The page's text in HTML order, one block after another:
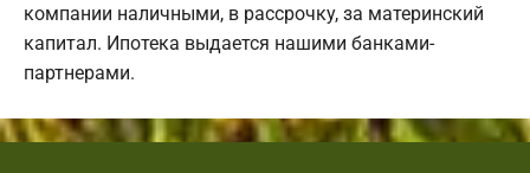
компании наличными, в рассрочку, за материнский
капитал. Ипотека выдается нашими банками-
партнерами.